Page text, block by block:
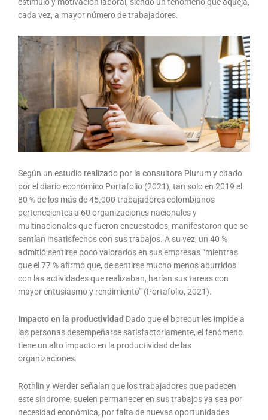
estímulo y motivación laboral, siendo un fenómeno que aqueja,
cada vez, a mayor número de trabajadores.
Según un estudio realizado por la consultora Plurum y citado
por el diario económico Portafolio (2021), tan solo en 2019 el
80 % de los más de 45.000 trabajadores colombianos
pertenecientes a 60 organizaciones nacionales y
multinacionales que fueron encuestados, manifestaron que se
sentían insatisfechos con sus trabajos. A su vez, un 40 %
admitió sentirse poco valorados en sus empresas “mientras
que el 77 % afirmó que, de sentirse mucho menos aburridos
con las actividades que realizaban, harían sus tareas con
mayor entusiasmo y rendimiento” (Portafolio, 2021).
Impacto en la productividad Dado que el boreout les impide a
las personas desempeñarse satisfactoriamente, el fenómeno
tiene un alto impacto en la productividad de las
organizaciones.
Rothlin y Werder señalan que los trabajadores que padecen
este síndrome, suelen permanecer en sus trabajos ya sea por
necesidad económica, por falta de nuevas oportunidades